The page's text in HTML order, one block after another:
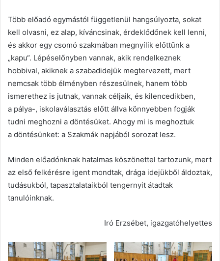
Több előadó egymástól függetlenül hangsúlyozta, sokat
kell olvasni, ez alap, kíváncsinak, érdeklődőnek kell lenni,
és akkor egy csomó szakmában megnyílik előttünk a
„kapu“. Lépéselőnyben vannak, akik rendelkeznek
hobbival, akiknek a szabadidejük megtervezett, mert
nemcsak több élményben részesülnek, hanem több
ismerethez is jutnak, vannak céljaik, és kilencedikben,
a pálya-, iskolaválasztás előtt állva könnyebben fogják
tudni meghozni a döntésüket. Ahogy mi is meghoztuk
a döntésünket: a Szakmák napjából sorozat lesz.
Minden előadónknak hatalmas köszönettel tartozunk, mert
az első felkérésre igent mondtak, drága idejükből áldoztak,
tudásukból, tapasztalataikból tengernyit átadtak
tanulóinknak.
Iró Erzsébet, igazgatóhelyettes